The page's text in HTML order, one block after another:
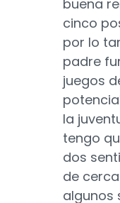
buena
cinco
por lo
padre
juegos
la
tengo
dos
de
algunos